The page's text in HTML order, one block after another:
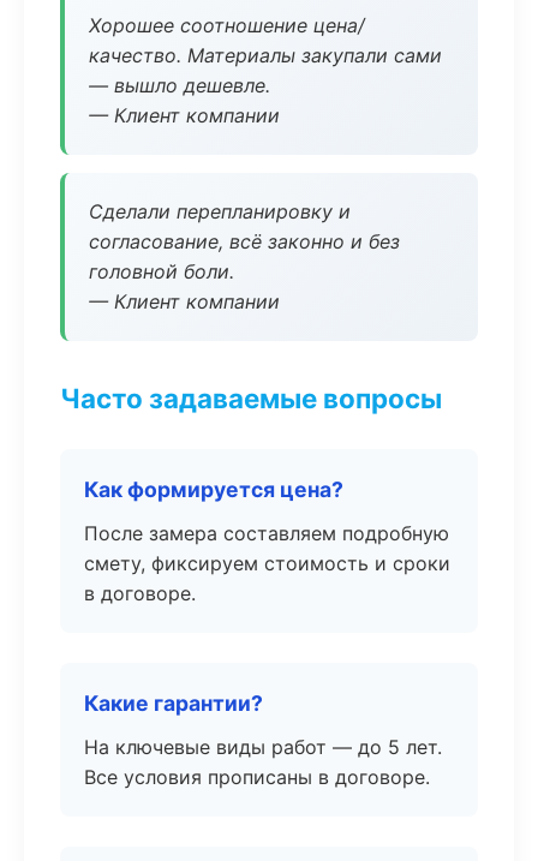
Хорошее соотношение цена/
качество. Материалы закупали сами
— вышло дешевле.
— Клиент компании
Сделали перепланировку и
согласование, всё законно и без
головной боли.
— Клиент компании
Часто задаваемые вопросы
Как формируется цена?
После замера составляем подробную
смету, фиксируем стоимость и сроки
в договоре.
Какие гарантии?
На ключевые виды работ — до 5 лет.
Все условия прописаны в договоре.